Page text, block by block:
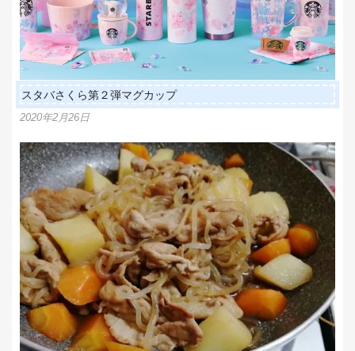
スタバさくら第２弾マグカップ
2020年2月26日